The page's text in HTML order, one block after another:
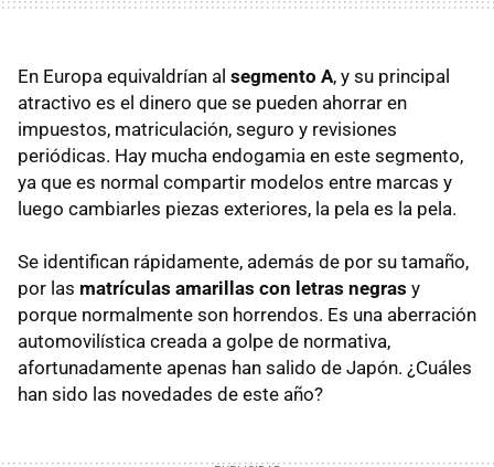
En Europa equivaldrían al segmento A, y su principal
atractivo es el dinero que se pueden ahorrar en
impuestos, matriculación, seguro y revisiones
periódicas. Hay mucha endogamia en este segmento,
ya que es normal compartir modelos entre marcas y
luego cambiarles piezas exteriores, la pela es la pela.
Se identifican rápidamente, además de por su tamaño,
por las matrículas amarillas con letras negras y
porque normalmente son horrendos. Es una aberración
automovilística creada a golpe de normativa,
afortunadamente apenas han salido de Japón. ¿Cuáles
han sido las novedades de este año?